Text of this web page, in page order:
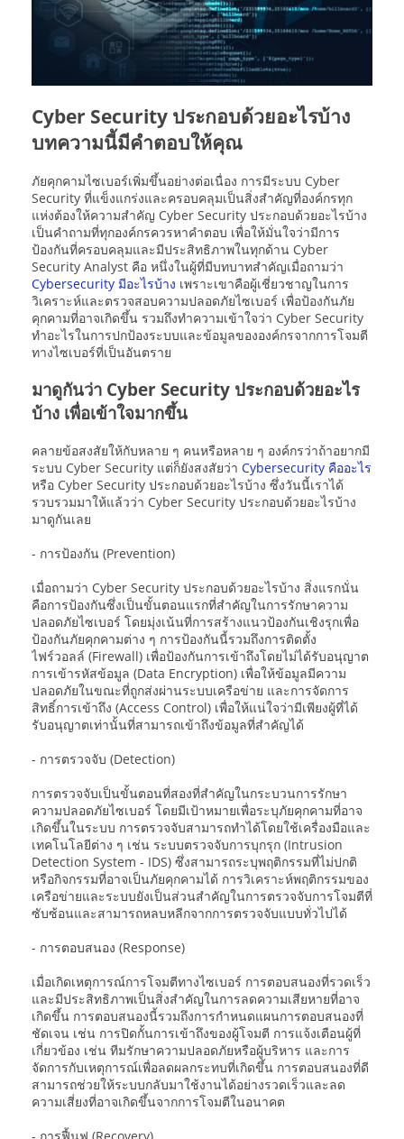
Cyber Security ประกอบด้วยอะไรบ้าง
บทความนี้มีคำตอบให้คุณ
ภัยคุกคามไซเบอร์เพิ่มขึ้นอย่างต่อเนื่อง การมีระบบ Cyber
Security ที่แข็งแกร่งและครอบคลุมเป็นสิ่งสำคัญที่องค์กรทุก
แห่งต้องให้ความสำคัญ Cyber Security ประกอบด้วยอะไรบ้าง
เป็นคำถามที่ทุกองค์กรควรหาคำตอบ เพื่อให้มั่นใจว่ามีการ
ป้องกันที่ครอบคลุมและมีประสิทธิภาพในทุกด้าน Cyber
Security Analyst คือ หนึ่งในผู้ที่มีบทบาทสำคัญเมื่อถามว่า
Cybersecurity มีอะไรบ้าง เพราะเขาคือผู้เชี่ยวชาญในการ
วิเคราะห์และตรวจสอบความปลอดภัยไซเบอร์ เพื่อป้องกันภัย
คุกคามที่อาจเกิดขึ้น รวมถึงทำความเข้าใจว่า Cyber Security
ทำอะไรในการปกป้องระบบและข้อมูลขององค์กรจากการโจมตี
ทางไซเบอร์ที่เป็นอันตราย
มาดูกันว่า Cyber Security ประกอบด้วยอะไร
บ้าง เพื่อเข้าใจมากขึ้น
คลายข้อสงสัยให้กับหลาย ๆ คนหรือหลาย ๆ องค์กรว่าถ้าอยากมี
ระบบ Cyber Security แต่ก็ยังสงสัยว่า Cybersecurity คืออะไร
หรือ Cyber Security ประกอบด้วยอะไรบ้าง ซึ่งวันนี้เราได้
รวบรวมมาให้แล้วว่า Cyber Security ประกอบด้วยอะไรบ้าง
มาดูกันเลย
- การป้องกัน (Prevention)
เมื่อถามว่า Cyber Security ประกอบด้วยอะไรบ้าง สิ่งแรกนั่น
คือการป้องกันซึ่งเป็นขั้นตอนแรกที่สำคัญในการรักษาความ
ปลอดภัยไซเบอร์ โดยมุ่งเน้นที่การสร้างแนวป้องกันเชิงรุกเพื่อ
ป้องกันภัยคุกคามต่าง ๆ การป้องกันนี้รวมถึงการติดตั้ง
ไฟร์วอลล์ (Firewall) เพื่อป้องกันการเข้าถึงโดยไม่ได้รับอนุญาต
การเข้ารหัสข้อมูล (Data Encryption) เพื่อให้ข้อมูลมีความ
ปลอดภัยในขณะที่ถูกส่งผ่านระบบเครือข่าย และการจัดการ
สิทธิ์การเข้าถึง (Access Control) เพื่อให้แน่ใจว่ามีเพียงผู้ที่ได้
รับอนุญาตเท่านั้นที่สามารถเข้าถึงข้อมูลที่สำคัญได้
- การตรวจจับ (Detection)
การตรวจจับเป็นขั้นตอนที่สองที่สำคัญในกระบวนการรักษา
ความปลอดภัยไซเบอร์ โดยมีเป้าหมายเพื่อระบุภัยคุกคามที่อาจ
เกิดขึ้นในระบบ การตรวจจับสามารถทำได้โดยใช้เครื่องมือและ
เทคโนโลยีต่าง ๆ เช่น ระบบตรวจจับการบุกรุก (Intrusion
Detection System - IDS) ซึ่งสามารถระบุพฤติกรรมที่ไม่ปกติ
หรือกิจกรรมที่อาจเป็นภัยคุกคามได้ การวิเคราะห์พฤติกรรมของ
เครือข่ายและระบบยังเป็นส่วนสำคัญในการตรวจจับการโจมตีที่
ซับซ้อนและสามารถหลบหลีกจากการตรวจจับแบบทั่วไปได้
- การตอบสนอง (Response)
เมื่อเกิดเหตุการณ์การโจมตีทางไซเบอร์ การตอบสนองที่รวดเร็ว
และมีประสิทธิภาพเป็นสิ่งสำคัญในการลดความเสียหายที่อาจ
เกิดขึ้น การตอบสนองนี้รวมถึงการกำหนดแผนการตอบสนองที่
ชัดเจน เช่น การปิดกั้นการเข้าถึงของผู้โจมตี การแจ้งเตือนผู้ที่
เกี่ยวข้อง เช่น ทีมรักษาความปลอดภัยหรือผู้บริหาร และการ
จัดการกับเหตุการณ์เพื่อลดผลกระทบที่เกิดขึ้น การตอบสนองที่ดี
สามารถช่วยให้ระบบกลับมาใช้งานได้อย่างรวดเร็วและลด
ความเสี่ยงที่อาจเกิดขึ้นจากการโจมตีในอนาคต